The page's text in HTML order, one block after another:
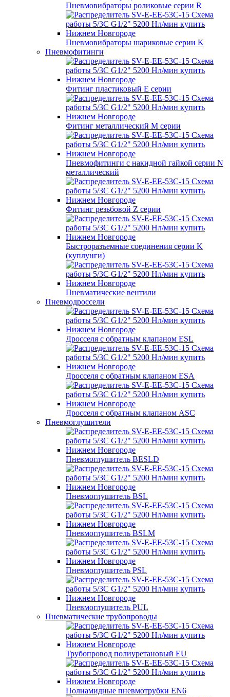
Пневмовибраторы роликовые серии R
Пневмовибраторы шариковые серии K
Пневмофитинги
Фитинг пластиковый E серии
Фитинг металлический M серии
Пневмофитинги с накидной гайкой серии N
металлический
Фитинг резьбовой Z серии
Быстроразъемные соединения серии K
(куплунги)
Пневматические вентили
Пневмодроссели
Дросcеля с обратным клапаном ESL
Дросселя с обратным клапаном ESA
Дросселя с обратным клапаном ASC
Пневмоглушители
Пневмоглушитель BESLD
Пневмоглушитель BSL
Пневмоглушитель BSLM
Пневмоглушитель PSL
Пневмоглушитель PUL
Пневматические трубопроводы
Трубопровод полиуретановый EU
Полиамидные пневмотрубки EN6